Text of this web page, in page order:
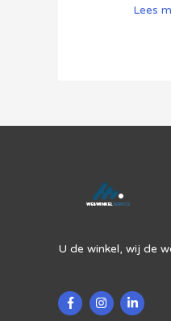
Hoe
Lees
U de winkel, wij de